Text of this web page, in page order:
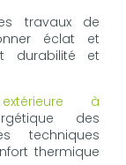
travaux de
éclat et
durabilité et
à
des
techniques
thermique